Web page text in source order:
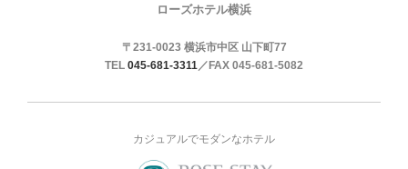
ローズホテル横浜
〒231-0023 横浜市中区 山下町77
TEL 045-681-3311／FAX 045-681-5082
カジュアルでモダンなホテル